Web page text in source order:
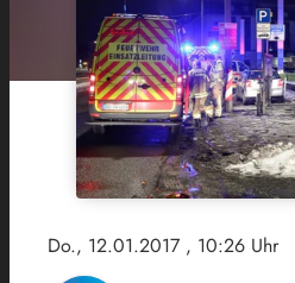
Do., 12.01.2017 , 10:26 Uhr